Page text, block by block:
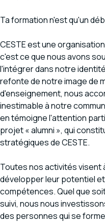
Ta formation n'est qu'un
CESTE est une
c'est ce que nous avons
l'intégrer dans notre
refonte de notre image de
d'enseignement, nous
inestimable à notre
en témoigne l'attention
projet « alumni », qui
stratégiques de CESTE.
Toutes nos activités visent
développer leur potentiel
compétences. Quel que
suivi, nous nous
des personnes qui se